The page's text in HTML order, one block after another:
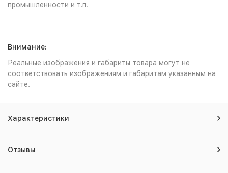
промышленности и т.п.
Внимание:
Реальные изображения и габариты товара могут не
соответствовать изображениям и габаритам указанным на
сайте.
Характеристики
Отзывы